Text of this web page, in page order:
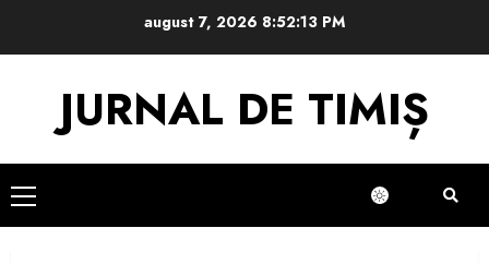
august 7, 2026 8:52:13 PM
JURNAL DE TIMIȘ
Primary
Menu